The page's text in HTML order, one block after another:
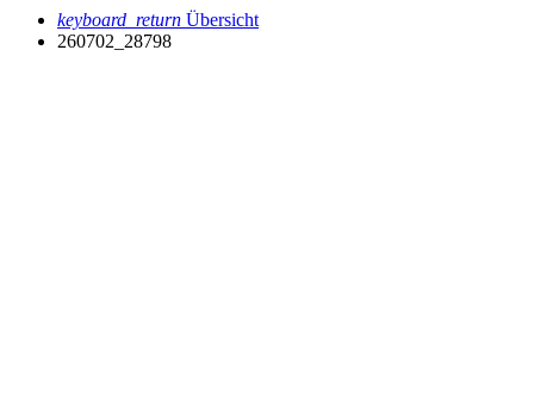
keyboard_return Übersicht
260702_28798